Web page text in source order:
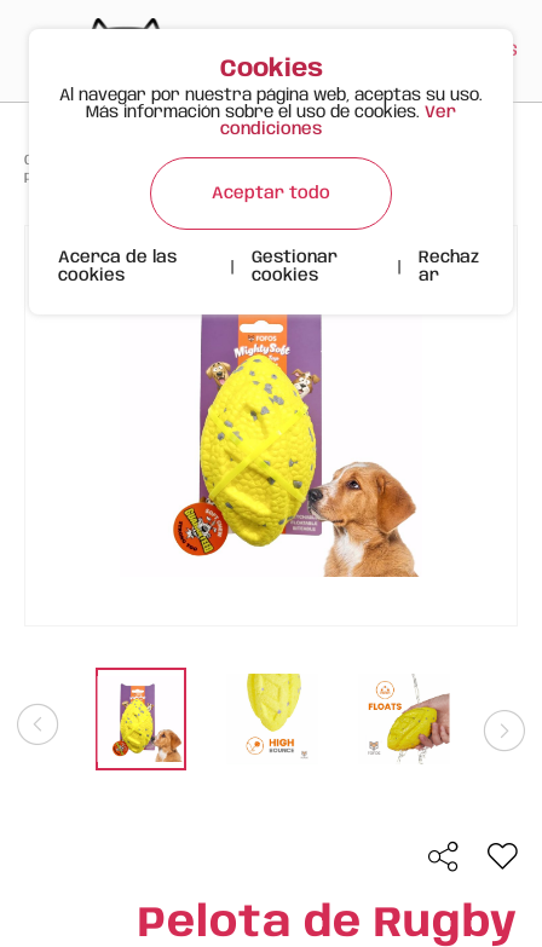
ES
Gato Feliz Productos > >
Pelota de Rugby Resistente | Perro | FOFOS
Pelota de Rugby
Cookies
Al navegar por nuestra página web, aceptas su uso.
Más información sobre el uso de cookies. Ver
condiciones
Aceptar todo
Acerca de las
cookies
Gestionar
cookies
Rechaz
ar